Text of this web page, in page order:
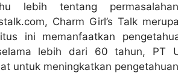
lebih tentang
Charm Girl’s Talk
ini memanfaatkan
lebih dari 60 tahun, PT
untuk meningkatkan